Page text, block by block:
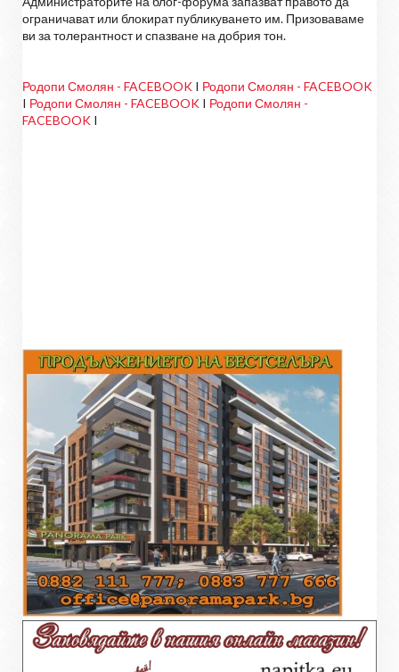
ограничават или блокират публикуването им. Призоваваме
ви за толерантност и спазване на добрия тон.
Родопи Смолян - FACEBOOK I Родопи Смолян - FACEBOOK
I Родопи Смолян - FACEBOOK I Родопи Смолян -
FACEBOOK I